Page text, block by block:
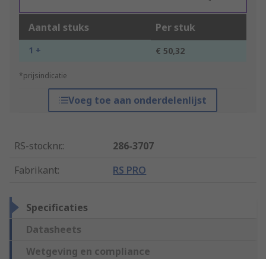
Aantal stuks Per stuk
1 + € 50,32
*prijsindicatie
Voeg toe aan onderdelenlijst
RS-stocknr.:
286-3707
Fabrikant: RS PRO
Specificaties
Datasheets
Wetgeving en compliance